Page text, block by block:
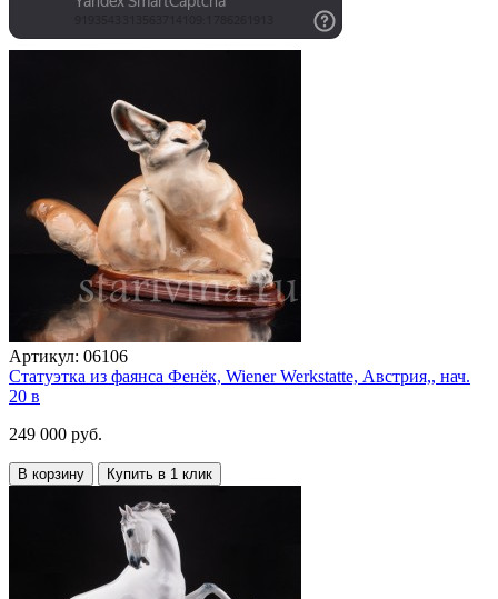
Артикул: 06106
Статуэтка из фаянса Фенёк, Wiener Werkstatte, Австрия,, нач.
20 в
249 000 руб.
В корзину Купить в 1 клик